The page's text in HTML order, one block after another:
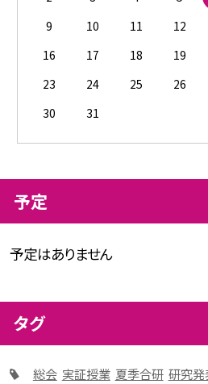
9
10 11 12
16
17 18 19
23
24 25 26
30
31
予定
予定はありません
タグ
総会 実証授業 夏季合研 研究